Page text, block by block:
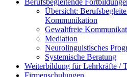
Übersicht:
Kommunikation
Gewaltfreie
Mediation
Neurolinguistisches
Systemische Beratung
Weiterbildung für Lehrkräfte /
Firmenschulungen